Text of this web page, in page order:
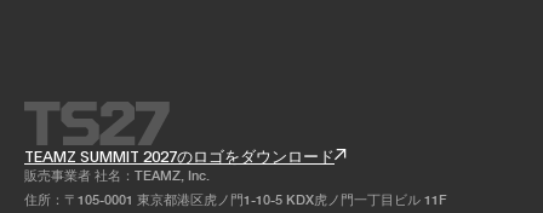
TEAMZ SUMMIT 2027のロゴをダウンロード
販売事業者 社名：TEAMZ, Inc.
住所：〒105-0001 東京都港区虎ノ門1-10-5 KDX虎ノ門一丁目ビル 11F